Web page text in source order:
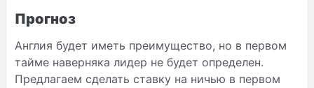
Прогноз
Англия будет иметь преимущество, но в первом
тайме наверняка лидер не будет определен.
Предлагаем сделать ставку на ничью в первом